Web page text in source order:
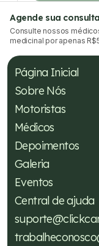
Agende sua consulta
Consulte nossos
medicinal por apenas
Página Inicial
Sobre Nós
Motoristas
Médicos
Depoimentos
Galeria
Eventos
Central de ajuda